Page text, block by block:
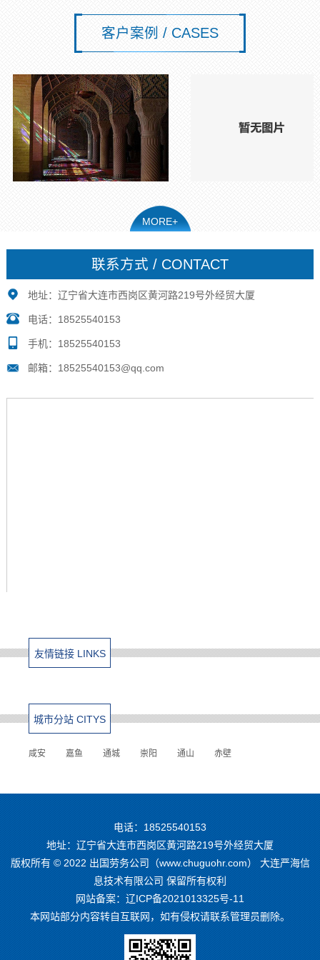
客户案例 / CASES
MORE+
联系方式 / CONTACT
地址：辽宁省大连市西岗区黄河路219号外经贸大厦
电话：18525540153
手机：18525540153
邮箱：18525540153@qq.com
友情链接 LINKS
城市分站 CITYS
咸安 嘉鱼 通城 崇阳 通山 赤壁
电话：18525540153
地址：辽宁省大连市西岗区黄河路219号外经贸大厦
版权所有 © 2022 出国劳务公司（www.chuguohr.com） 大连严海信
息技术有限公司 保留所有权利
网站备案： 辽ICP备2021013325号-11
本网站部分内容转自互联网，如有侵权请联系管理员删除。